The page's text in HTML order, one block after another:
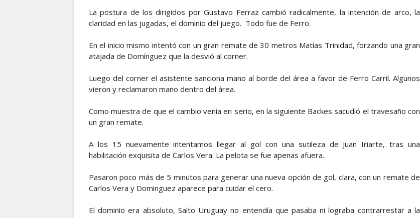
La postura de los dirigidos por Gustavo Ferraz cambió radicalmente, la intención de arco, la
claridad en las jugadas, el dominio del juego. Todo fue de Ferro.
En el inicio mismo intentó con un gran remate de 30 metros Matías Trinidad, forzando una gran
atajada de Domínguez que la desvió al corner.
Luego del corner el asistente sanciona mano al borde del área a favor de Ferro Carril. Algunos
vieron y reclamaron mano dentro del área.
Como muestra de que el cambio venía en serio, en la siguiente Backes sacudió el travesaño con
un gran remate.
A los 15 nuevamente intentamos llegar al gol con una sutileza de Juan Iriarte, tras una
habilitación exquisita de Carlos Vera. La pelota se fue apenas afuera.
Pasaron poco más de 5 minutos para generar una nueva opción de gol, clara, con un remate de
Carlos Vera y Dominguez aparece para cuidar el cero.
El dominio era absoluto, Salto Uruguay no entendía que pasaba ni lograba contrarrestar a la